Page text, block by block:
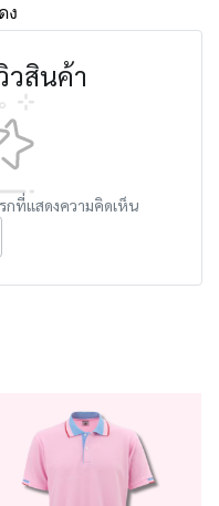
ง
วสินค้า
กที่แสดงความคิดเห็น